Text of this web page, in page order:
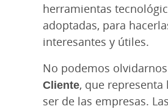
herramientas
adoptadas, para
interesantes y útiles.
No podemos
Cliente, que representa
ser de las empresas.